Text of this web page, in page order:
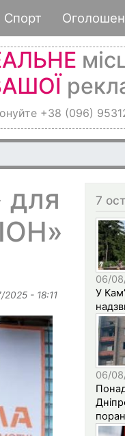
Спорт
+38 (096)
для
2025 - 18:11
7
06/
У
06/